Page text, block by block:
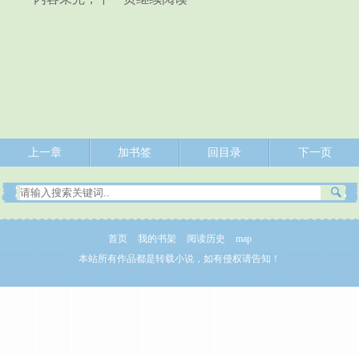
上一章 加书签 回目录 下一页
首页 我的书架 阅读历史
map
本站所有作品都是转载小说，如有侵权请告知！